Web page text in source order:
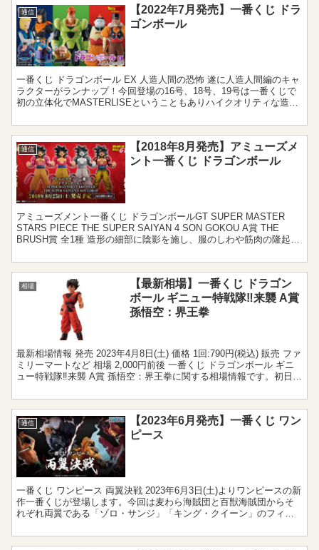
通信
【2022年7月発売】一番くじ ドラ
ゴンボール
一番くじ ドラゴンボール EX 人造人間の恐怖 遂に人造人間編のキャ
ラクターがランナップ！今回登場の16号、18号、19号は一番くじで
初の立体化でMASTERLISEということもありハイクオリティな造形
通信
【2018年8月発売】アミューズメ
ント一番くじ ドラゴンボール
アミューズメント一番くじ ドラゴンボールGT SUPER MASTER
STARS PIECE THE SUPER SAIYAN 4 SON GOKOU A賞 THE
BRUSH賞 全1種 造形の細部に陰影を施し、服のしわや筋肉の隆起を
相場
【最新相場】一番くじ ドラゴン
ボール ギニュー特戦隊‼来襲 A賞
孫悟空：界王拳
最新相場情報 発売 2023年4月8日(土) 価格 1回:790円(税込) 販売 ファ
ミリーマートなど 相場 2,000円前後 一番くじ ドラゴンボール ギニ
ュー特戦隊‼来襲 A賞 孫悟空：界王拳に関する相場情報です。初日の
通信
【2023年6月発売】一番くじ ワン
ピース
一番くじ ワンピース 両翼決戦 2023年6月3日(土)よりワンピースの新
作一番くじが登場します。今回は麦わら海賊団と百獣海賊団からそ
れぞれ両翼である「ゾロ・サンジ」「キング・クイーン」のフィギ